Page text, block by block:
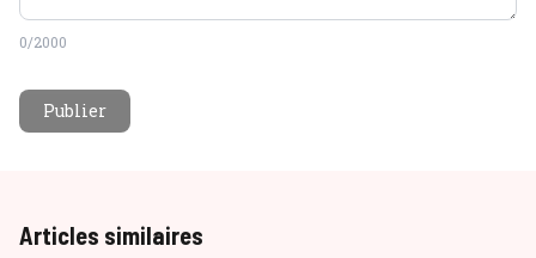
0/2000
Publier
Articles similaires